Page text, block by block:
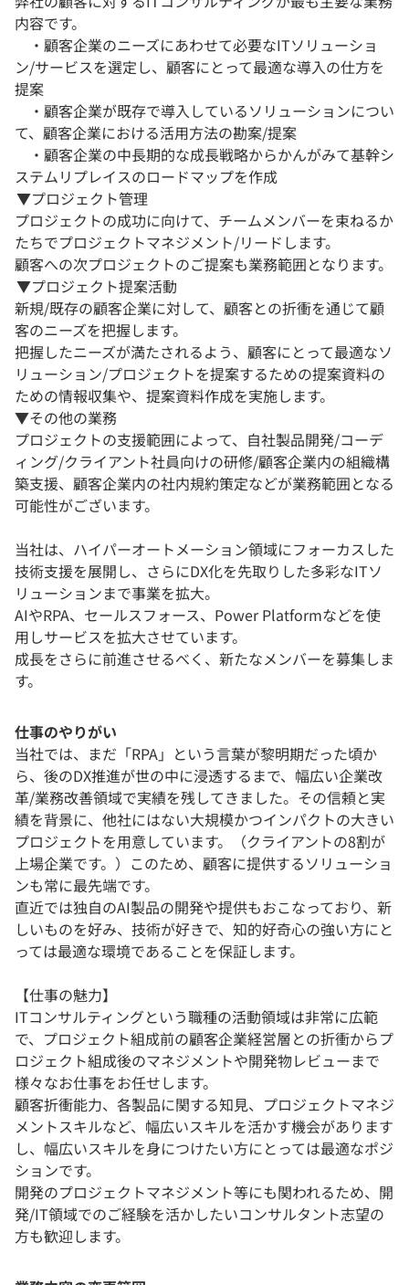
内容です。
・顧客企業のニーズにあわせて必要なITソリューショ
ン/サービスを選定し、顧客にとって最適な導入の仕方を
提案
・顧客企業が既存で導入しているソリューションについ
て、顧客企業における活用方法の勘案/提案
・顧客企業の中長期的な成長戦略からかんがみて基幹シ
ステムリプレイスのロードマップを作成
▼プロジェクト管理
プロジェクトの成功に向けて、チームメンバーを束ねるか
たちでプロジェクトマネジメント/リードします。
顧客への次プロジェクトのご提案も業務範囲となります。
▼プロジェクト提案活動
新規/既存の顧客企業に対して、顧客との折衝を通じて顧
客のニーズを把握します。
把握したニーズが満たされるよう、顧客にとって最適なソ
リューション/プロジェクトを提案するための提案資料の
ための情報収集や、提案資料作成を実施します。
▼その他の業務
プロジェクトの支援範囲によって、自社製品開発/コーデ
ィング/クライアント社員向けの研修/顧客企業内の組織構
築支援、顧客企業内の社内規約策定などが業務範囲となる
可能性がございます。
当社は、ハイパーオートメーション領域にフォーカスした
技術支援を展開し、さらにDX化を先取りした多彩なITソ
リューションまで事業を拡大。
AIやRPA、セールスフォース、Power Platformなどを使
用しサービスを拡大させています。
成長をさらに前進させるべく、新たなメンバーを募集しま
す。
仕事のやりがい
当社では、まだ「RPA」という言葉が黎明期だった頃か
ら、後のDX推進が世の中に浸透するまで、幅広い企業改
革/業務改善領域で実績を残してきました。その信頼と実
績を背景に、他社にはない大規模かつインパクトの大きい
プロジェクトを用意しています。（クライアントの8割が
上場企業です。）このため、顧客に提供するソリューショ
ンも常に最先端です。
直近では独自のAI製品の開発や提供もおこなっており、新
しいものを好み、技術が好きで、知的好奇心の強い方にと
っては最適な環境であることを保証します。
【仕事の魅力】
ITコンサルティングという職種の活動領域は非常に広範
で、プロジェクト組成前の顧客企業経営層との折衝からプ
ロジェクト組成後のマネジメントや開発物レビューまで
様々なお仕事をお任せします。
顧客折衝能力、各製品に関する知見、プロジェクトマネジ
メントスキルなど、幅広いスキルを活かす機会があります
し、幅広いスキルを身につけたい方にとっては最適なポジ
ションです。
開発のプロジェクトマネジメント等にも関われるため、開
発/IT領域でのご経験を活かしたいコンサルタント志望の
方も歓迎します。